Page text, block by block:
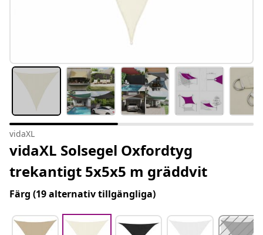
vidaXL
vidaXL Solsegel Oxfordtyg
trekantigt 5x5x5 m gräddvit
Färg (19 alternativ tillgängliga)